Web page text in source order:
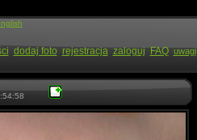
dodaj foto rejestracja zaloguj FAQ uwagi